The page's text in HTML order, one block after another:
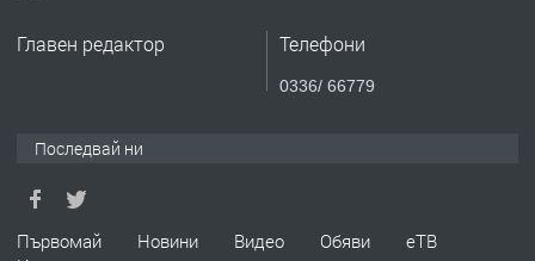
Главен редактор Телефони
0336/ 66779
Последвай ни
Първомай Новини Видео Обяви
еТВ